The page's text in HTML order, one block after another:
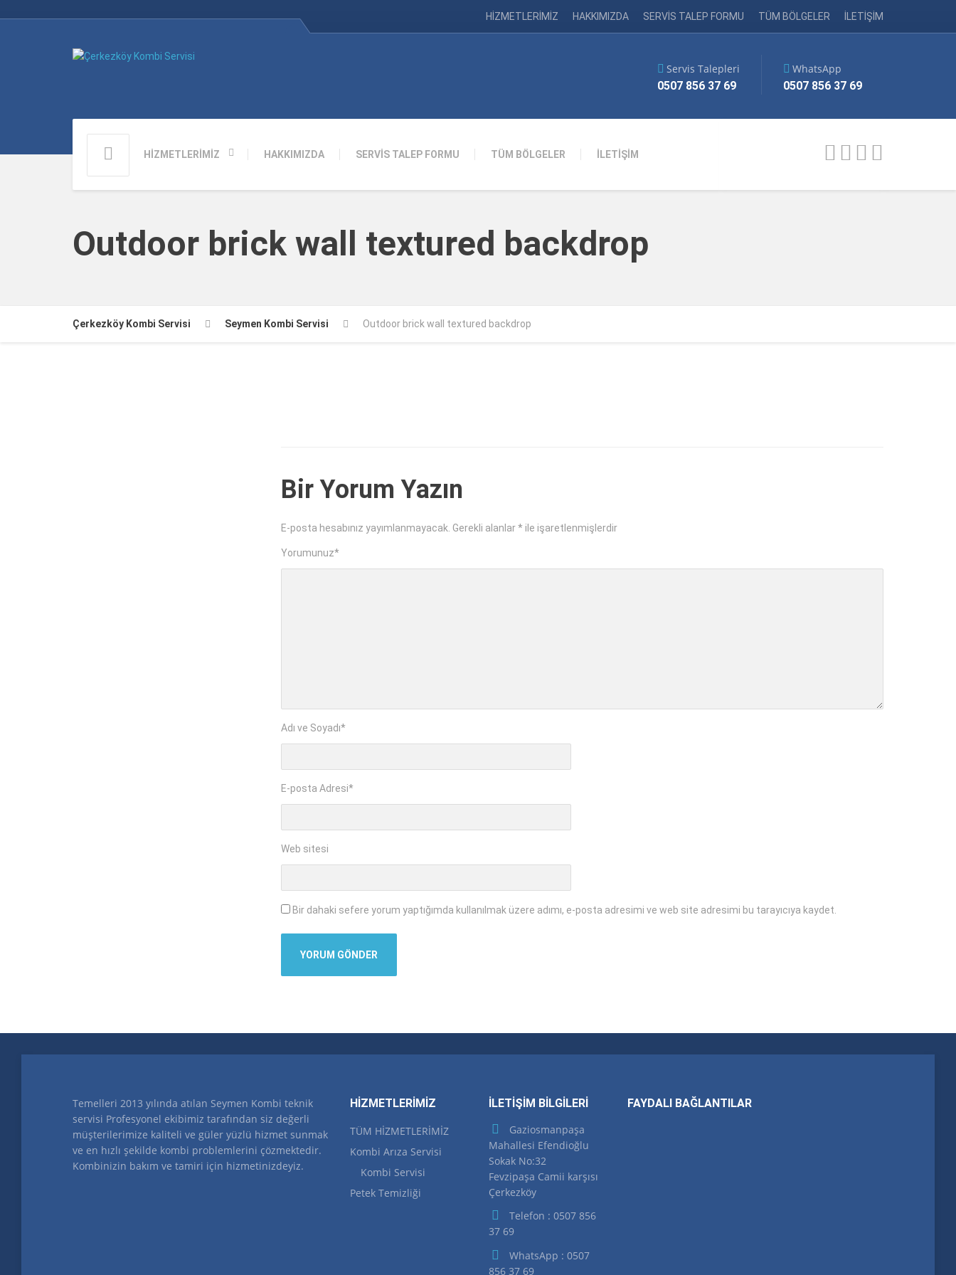
HİZMETLERİMİZ HAKKIMIZDA SERVİS TALEP FORMU TÜM BÖLGELER İLETİŞİM
HİZMETLERİMİZ HAKKIMIZDA SERVİS TALEP FORMU TÜM BÖLGELER İLETİŞİM
Servis Talepleri
0507 856 37 69
WhatsApp
0507 856 37 69
Outdoor brick wall textured backdrop
Çerkezköy Kombi Servisi Seymen Kombi Servisi Outdoor brick wall textured backdrop
Bir Yorum Yazın
E-posta hesabınız yayımlanmayacak. Gerekli alanlar*ile işaretlenmişlerdir
Yorumunuz*
Adı ve Soyadı*
E-posta Adresi*
Web sitesi
Bir dahaki sefere yorum yaptığımda kullanılmak üzere adımı, e-posta adresimi ve web site adresimi bu tarayıcıya kaydet.
Temelleri 2013 yılında atılan Seymen Kombi teknik
servisi Profesyonel ekibimiz tarafından siz değerli
müşterilerimize kaliteli ve güler yüzlü hizmet sunmak
ve en hızlı şekilde kombi problemlerini çözmektedir.
Kombinizin bakım ve tamiri için hizmetinizdeyiz.
HİZMETLERİMİZ
TÜM HİZMETLERİMİZ
Kombi Arıza Servisi
Kombi Servisi
Petek Temizliği
İLETİŞİM BİLGİLERİ
Gaziosmanpaşa
Mahallesi Efendioğlu
Sokak No:32
Fevzipaşa Camii karşısı
Çerkezköy
Telefon : 0507 856
37 69
WhatsApp : 0507
856 37 69
FAYDALI BAĞLANTILAR